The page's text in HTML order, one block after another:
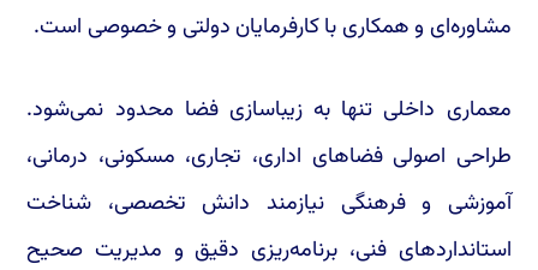
مشاوره‌ای و همکاری با کارفرمایان دولتی و خصوصی است.
معماری داخلی تنها به زیباسازی فضا محدود نمی‌شود.
طراحی اصولی فضاهای اداری، تجاری، مسکونی، درمانی،
آموزشی و فرهنگی نیازمند دانش تخصصی، شناخت
استانداردهای فنی، برنامه‌ریزی دقیق و مدیریت صحیح